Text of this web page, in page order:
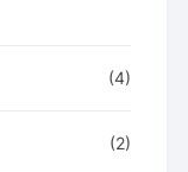
(4)
(2)